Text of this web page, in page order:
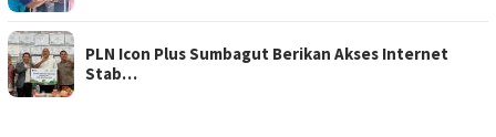
PLN Icon Plus Sumbagut Berikan Akses Internet
Stab…